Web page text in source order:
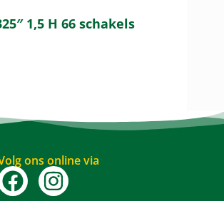
1,5 H 66 schakels
ons online via